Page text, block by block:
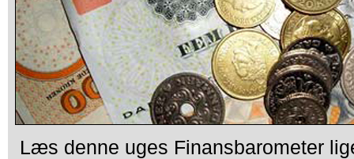
Læs denne uges Finansbarometer